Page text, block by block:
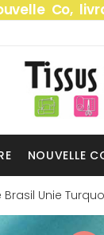
Co,
NOUVELLE
Unie